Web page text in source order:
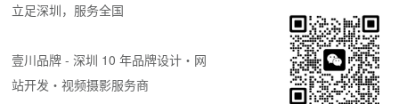
立足深圳，服务全国
壹川品牌 - 深圳 10 年品牌设计・网
站开发・视频摄影服务商